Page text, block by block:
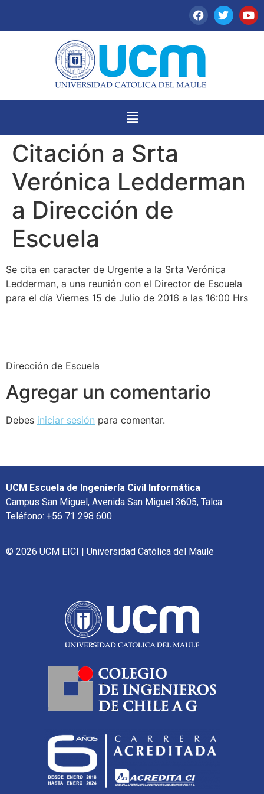
Citación a Srta
Verónica Ledderman
a Dirección de
Escuela
Se cita en caracter de Urgente a la Srta Verónica
Ledderman, a una reunión con el Director de Escuela
para el día Viernes 15 de Julio de 2016 a las 16:00 Hrs
Dirección de Escuela
Agregar un comentario
Debes iniciar sesión para comentar.
UCM Escuela de Ingeniería Civil Informática
Campus San Miguel, Avenida San Miguel 3605, Talca.
Teléfono: +56 71 298 600
© 2026 UCM EICI | Universidad Católica del Maule